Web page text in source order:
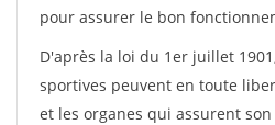
pour assurer le bon
D'après la loi du 1er juillet
sportives peuvent en toute
et les organes qui assurent